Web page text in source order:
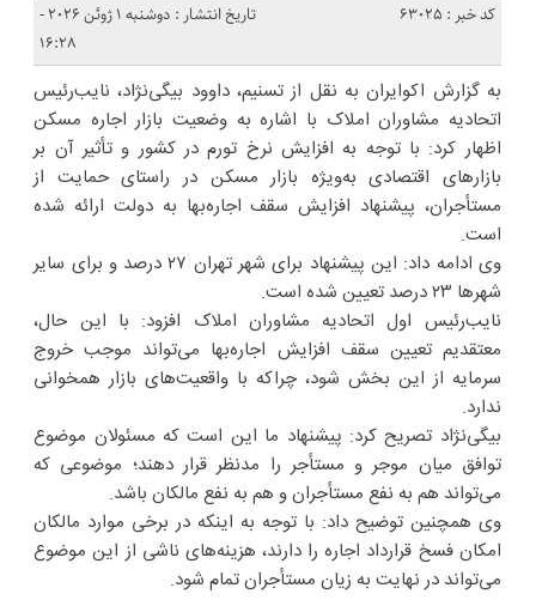
کد خبر : 63025
تاریخ انتشار : دوشنبه 1 ژوئن 2026 -
16:28
به گزارش اکوایران به نقل از تسنیم، داوود بیگی‌نژاد، نایب‌رئیس
اتحادیه مشاوران املاک با اشاره به وضعیت بازار اجاره مسکن
اظهار کرد: با توجه به افزایش نرخ تورم در کشور و تأثیر آن بر
بازارهای اقتصادی به‌ویژه بازار مسکن در راستای حمایت از
مستأجران، پیشنهاد افزایش سقف اجاره‌بها به دولت ارائه شده
است.
وی ادامه داد: این پیشنهاد برای شهر تهران ۲۷ درصد و برای سایر
شهرها ۲۳ درصد تعیین شده است.
نایب‌رئیس اول اتحادیه مشاوران املاک افزود: با این حال،
معتقدیم تعیین سقف افزایش اجاره‌بها می‌تواند موجب خروج
سرمایه از این بخش شود، چراکه با واقعیت‌های بازار همخوانی
ندارد.
بیگی‌نژاد تصریح کرد: پیشنهاد ما این است که مسئولان موضوع
توافق میان موجر و مستأجر را مدنظر قرار دهند؛ موضوعی که
می‌تواند هم به نفع مستأجران و هم به نفع مالکان باشد.
وی همچنین توضیح داد: با توجه به اینکه در برخی موارد مالکان
امکان فسخ قرارداد اجاره را دارند، هزینه‌های ناشی از این موضوع
می‌تواند در نهایت به زیان مستأجران تمام شود.